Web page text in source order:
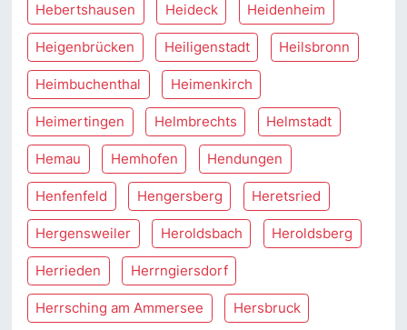
Hebertshausen Heideck Heidenheim
Heigenbrücken Heiligenstadt Heilsbronn
Heimbuchenthal Heimenkirch
Heimertingen Helmbrechts Helmstadt
Hemau Hemhofen Hendungen
Henfenfeld Hengersberg Heretsried
Hergensweiler Heroldsbach Heroldsberg
Herrieden Herrngiersdorf
Herrsching am Ammersee Hersbruck